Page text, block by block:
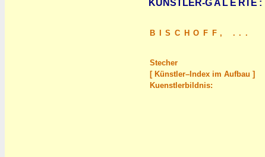
KÜNSTLER-GALERIE :
BISCHOFF, ...
Stecher
[ Künstler–Index im Aufbau ]
Kuenstlerbildnis: